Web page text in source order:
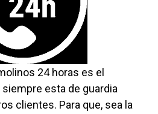
24 horas es el
esta de guardia
clientes. Para que, sea la